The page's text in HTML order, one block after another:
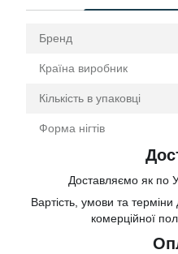
Бренд
Країна виробник
Кількість в упаковці
Форма нігтів
Доставляємо як по
Вартість, умови та терміни
комерційної